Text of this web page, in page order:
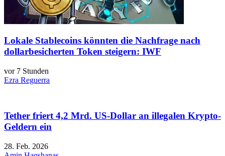
Lokale Stablecoins könnten die Nachfrage nach
dollarbesicherten Token steigern: IWF
vor 7 Stunden
Ezra Reguerra
Tether friert 4,2 Mrd. US-Dollar an illegalen Krypto-
Geldern ein
28. Feb. 2026